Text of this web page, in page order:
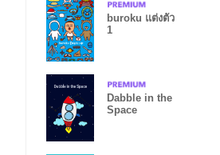
buroku แต่งตัว
1
Dabble in the
Space